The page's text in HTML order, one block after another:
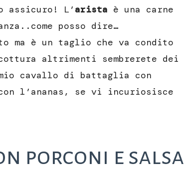
assicuro! L’ arista è una carne
posso dire…
ma è un taglio che va condito
altrimenti sembrerete dei
cavallo di battaglia con
l’ananas, se vi incuriosisce
porconi e salsa